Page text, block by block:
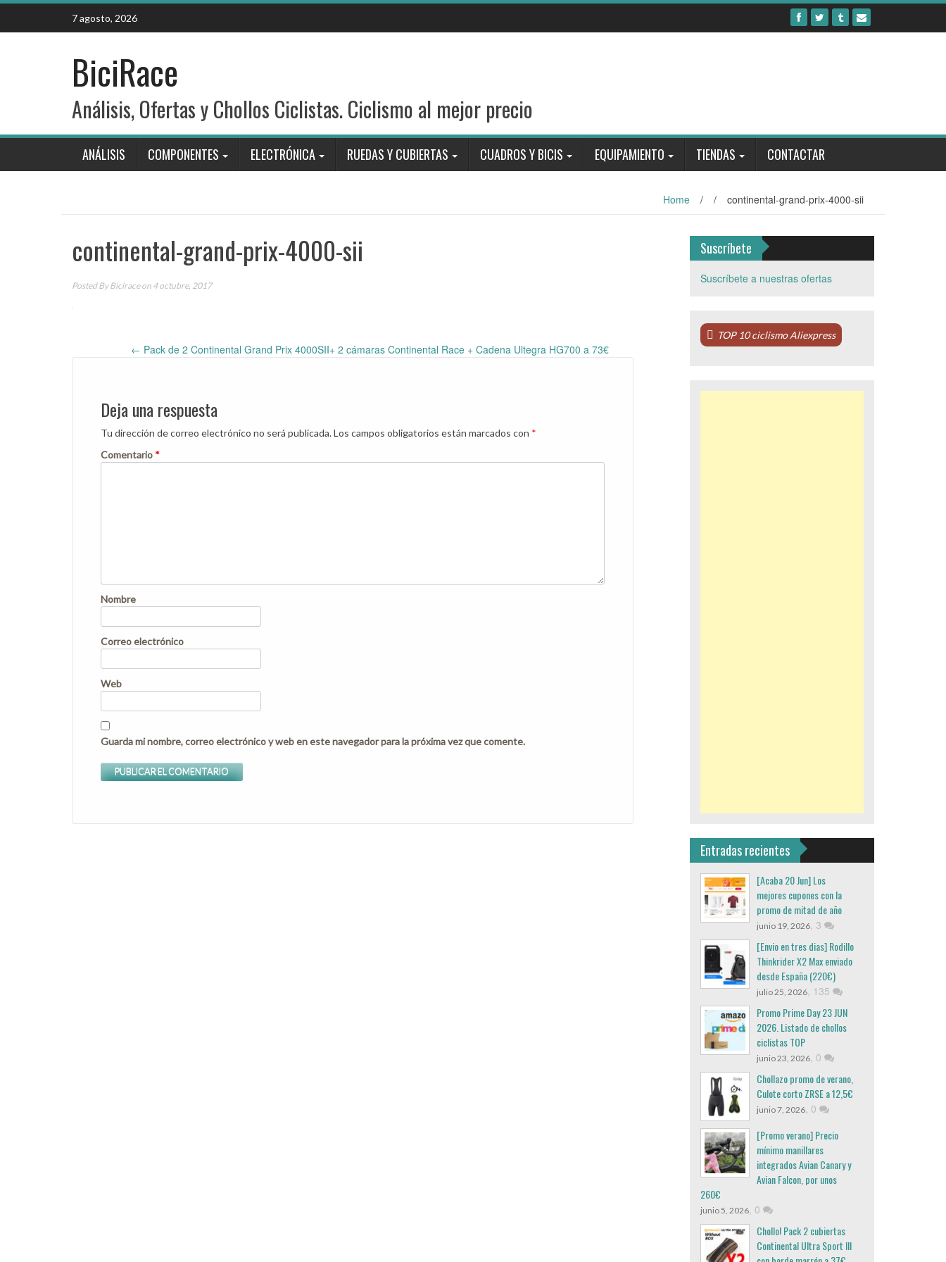
Skip
content
7 agosto, 2026
BiciRace
Análisis, Ofertas y Chollos Ciclistas. Ciclismo al mejor precio
ANÁLISIS COMPONENTES ELECTRÓNICA RUEDAS Y CUBIERTAS CUADROS Y BICIS EQUIPAMIENTO TIENDAS CONTACTAR
Home / / continental-grand-prix-4000-sii
continental-grand-prix-4000-sii
Posted ByBiciraceon 4 octubre, 2017
Post
navigation
← Pack de 2 Continental Grand Prix 4000SII+ 2 cámaras Continental Race + Cadena Ultegra HG700 a 73€
Deja una respuesta
Tu dirección de correo electrónico no será publicada.Los campos obligatorios están marcados con *
Comentario *
Nombre
Correo electrónico
Web
Guarda mi nombre, correo electrónico y web en este navegador para la próxima vez que comente.
Suscríbete
Suscríbete a nuestras ofertas
TOP 10 ciclismo Aliexpress
Entradas recientes
[Acaba 20 Jun] Los
mejores cupones con la
promo de mitad de año
junio 19, 2026, 3
[Envio en tres dias] Rodillo
Thinkrider X2 Max enviado
desde España (220€)
julio 25, 2026, 135
Promo Prime Day 23 JUN
2026. Listado de chollos
ciclistas TOP
junio 23, 2026, 0
Chollazo promo de verano,
Culote corto ZRSE a 12,5€
junio 7, 2026, 0
[Promo verano] Precio
mínimo manillares
integrados Avian Canary y
Avian Falcon, por unos
260€
junio 5, 2026, 0
Chollo! Pack 2 cubiertas
Continental Ultra Sport III